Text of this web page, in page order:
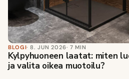
BLOGI· 8. JUN 2026· 7 MIN
Kylpyhuoneen laatat: miten
ja valita oikea muotoilu?